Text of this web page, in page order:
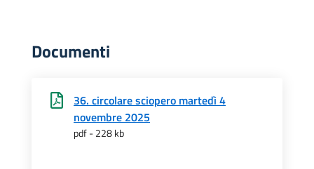
Documenti
36. circolare sciopero martedì 4
novembre 2025
pdf - 228 kb